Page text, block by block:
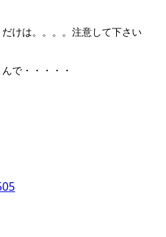
けは。。。。注意して下さい
で・・・・・